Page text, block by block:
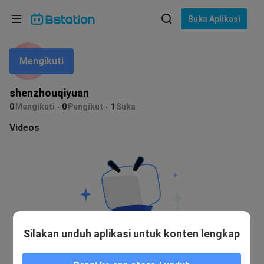
Buka Aplikasi
shenzhouqiyuan
0 Mengikuti 0 Pengikut 1 Suka
Mengikuti
Videos
Bahasa: Bahasa Indonesia
Pilih bahasa
English
ภาษาไทย
Tiếng Việt
Silakan unduh aplikasi untuk konten lengkap